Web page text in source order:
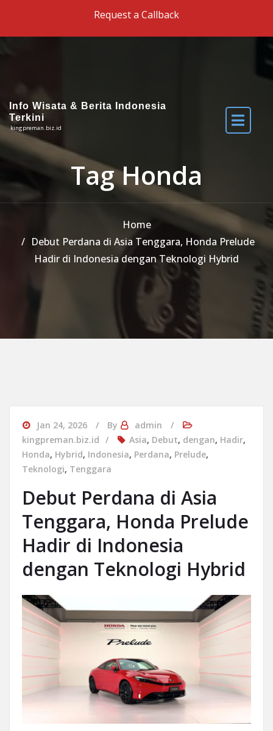
Request a Callback
Info Wisata & Berita Indonesia
Terkini
kingpreman.biz.id
Tag Honda
Home
Debut Perdana di Asia Tenggara, Honda Prelude
Hadir di Indonesia dengan Teknologi Hybrid
Jan 24, 2026 By
admin
kingpreman.biz.id
Asia, Debut, dengan, Hadir,
Honda, Hybrid, Indonesia, Perdana, Prelude,
Teknologi, Tenggara
Debut Perdana di Asia
Tenggara, Honda Prelude
Hadir di Indonesia
dengan Teknologi Hybrid